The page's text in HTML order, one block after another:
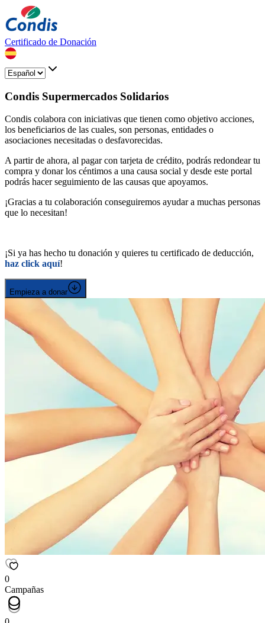
Certificado de Donación
Condis Supermercados Solidarios
Condis colabora con iniciativas que tienen como objetivo acciones,
los beneficiarios de las cuales, son personas, entidades o
asociaciones necesitadas o desfavorecidas.
A partir de ahora, al pagar con tarjeta de crédito, podrás redondear tu
compra y donar los céntimos a una causa social y desde este portal
podrás hacer seguimiento de las causas que apoyamos.
¡Gracias a tu colaboración conseguiremos ayudar a muchas personas
que lo necesitan!
¡Si ya has hecho tu donación y quieres tu certificado de deducción,
haz click aquí!
Empieza a donar
0
Campañas